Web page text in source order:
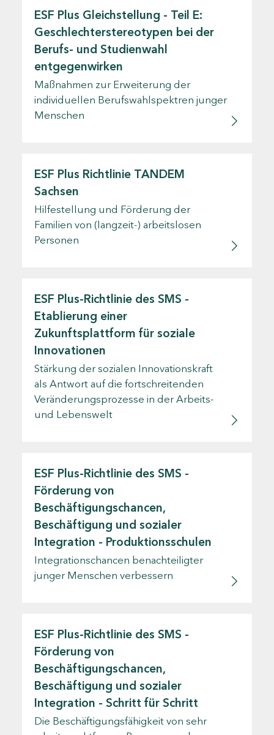
ESF Plus Gleichstellung - Teil E:
Geschlechterstereotypen bei der
Berufs- und Studienwahl
entgegenwirken
Maßnahmen zur Erweiterung der
individuellen Berufswahlspektren junger
Menschen
ESF Plus Richtlinie TANDEM
Sachsen
Hilfestellung und Förderung der
Familien von (langzeit-) arbeitslosen
Personen
ESF Plus-Richtlinie des SMS -
Etablierung einer
Zukunftsplattform für soziale
Innovationen
Stärkung der sozialen Innovationskraft
als Antwort auf die fortschreitenden
Veränderungsprozesse in der Arbeits-
und Lebenswelt
ESF Plus-Richtlinie des SMS -
Förderung von
Beschäftigungschancen,
Beschäftigung und sozialer
Integration - Produktionsschulen
Integrationschancen benachteiligter
junger Menschen verbessern
ESF Plus-Richtlinie des SMS -
Förderung von
Beschäftigungschancen,
Beschäftigung und sozialer
Integration - Schritt für Schritt
Die Beschäftigungsfähigkeit von sehr